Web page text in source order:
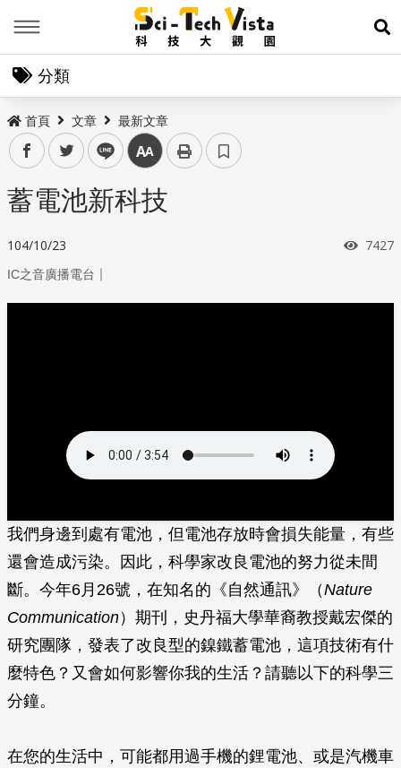
展
分類
首頁 文章 最新文章
facebooktwitter line 中
蓄電池新科技
104/10/23 瀏覽
7427
IC之音廣播電台 ｜
我們身邊到處有電池，但電池存放時會損失能量，有些
還會造成污染。因此，科學家改良電池的努力從未間
斷。今年6月26號，在知名的《自然通訊》（Nature
Communication）期刊，史丹福大學華裔教授戴宏傑的
研究團隊，發表了改良型的鎳鐵蓄電池，這項技術有什
麼特色？又會如何影響你我的生活？請聽以下的科學三
分鐘。
在您的生活中，可能都用過手機的鋰電池、或是汽機車